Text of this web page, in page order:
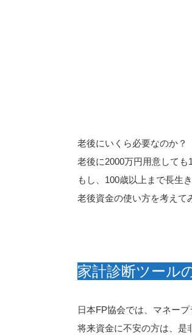
老後にいくら必要なのか？
老後に2000万円用意しても
もし、100歳以上まで長生
老後資金の使い方を考えて
家計診断ツール
日本FP協会では、マネー
将来資金に不安の方は、是